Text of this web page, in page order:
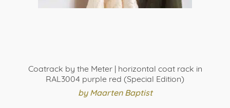
Coatrack by the Meter | horizontal coat rack in
RAL3004 purple red (Special Edition)
by Maarten Baptist